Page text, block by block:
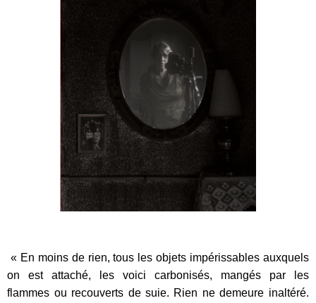
« En moins de rien, tous les objets impérissables auxquels
on est attaché, les voici carbonisés, mangés par les
flammes ou recouverts de suie. Rien ne demeure inaltéré.